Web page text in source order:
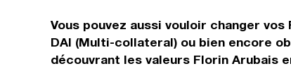
Vous pouvez aussi vouloir changer
DAI (Multi-collateral) ou bien encore
découvrant les valeurs Florin Arubais